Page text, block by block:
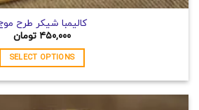
کالیمبا شیکر طرح موج
۴۵۰,۰۰۰ تومان
SELECT OPTIONS